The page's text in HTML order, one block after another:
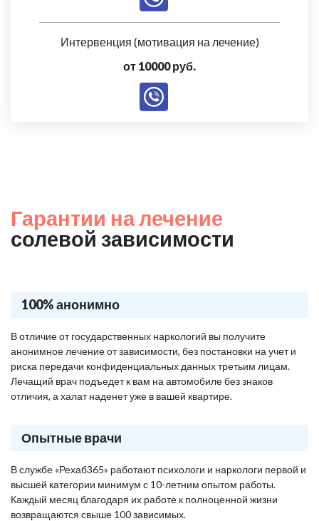
Интервенция (мотивация на лечение)
от 10000 руб.
Гарантии на лечение
солевой зависимости
100% анонимно
В отличие от государственных наркологий вы получите
анонимное лечение от зависимости, без постановки на учет и
риска передачи конфиденциальных данных третьим лицам.
Лечащий врач подъедет к вам на автомобиле без знаков
отличия, а халат наденет уже в вашей квартире.
Опытные врачи
В службе «Рехаб365» работают психологи и наркологи первой и
высшей категории минимум с 10-летним опытом работы.
Каждый месяц благодаря их работе к полноценной жизни
возвращаются свыше 100 зависимых.